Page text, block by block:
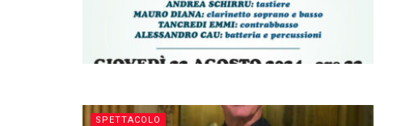
SPETTACOLO